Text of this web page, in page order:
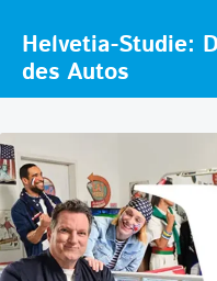
Helvetia-Studie:
des Autos